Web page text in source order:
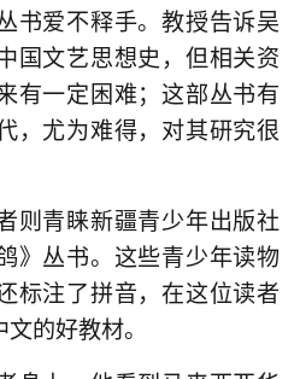
书爱不释手。教授告诉吴
国文艺思想史，但相关资
有一定困难；这部丛书有
，尤为难得，对其研究很
则青睐新疆青少年出版社
》丛书。这些青少年读物
标注了拼音，在这位读者
的好教材。